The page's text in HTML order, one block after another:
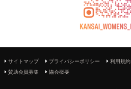
サイトマップ プライバシーポリシー 利用規約
賛助会員募集
協会概要